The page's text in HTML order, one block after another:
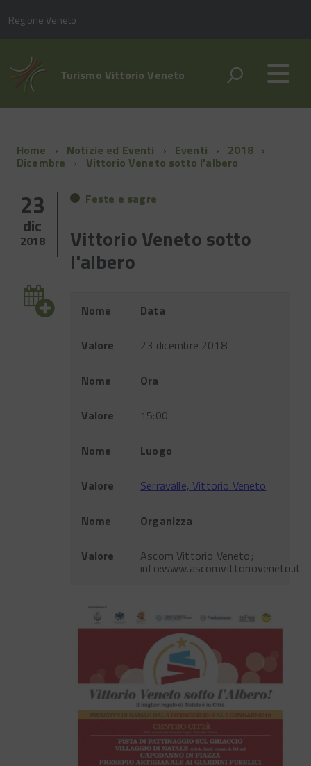
Regione Veneto
Turismo Vittorio Veneto
Home Notizie ed Eventi Eventi 2018
Dicembre Vittorio Veneto sotto l'albero
23
dic
2018
Feste e sagre
Vittorio Veneto sotto
l'albero
Evento
Nome Data
Valore 23 dicembre 2018
Nome Ora
Valore 15:00
Nome Luogo
Valore Serravalle, Vittorio Veneto
Nome Organizza
Valore Ascom Vittorio Veneto;
info:www.ascomvittorioveneto.it